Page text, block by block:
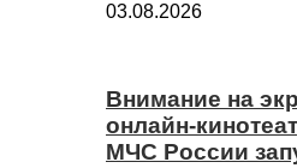
03.08.2026
Внимание на
онлайн-
МЧС России